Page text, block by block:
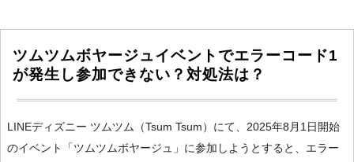
ツムツムボヤージュイベントでエラーコード1
が発生し参加できない？対処法は？
LINEディズニー ツムツム（Tsum Tsum）にて、2025年8月1日開始
のイベント「ツムツムボヤージュ」に参加しようとすると、エラー